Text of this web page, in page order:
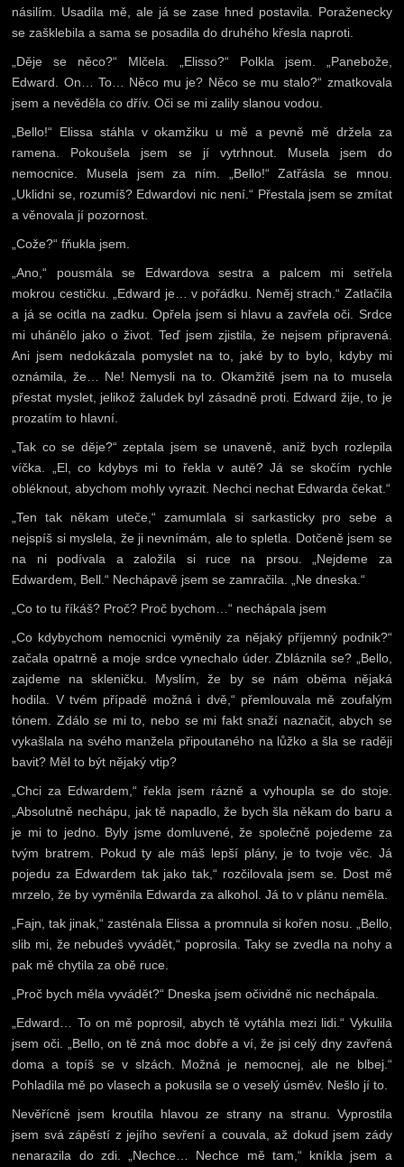
násilím. Usadila mě, ale já se zase hned postavila. Poraženecky
se zašklebila a sama se posadila do druhého křesla naproti.
„Děje se něco?“ Mlčela. „Elisso?“ Polkla jsem. „Panebože,
Edward. On… To… Něco mu je? Něco se mu stalo?“ zmatkovala
jsem a nevěděla co dřív. Oči se mi zalily slanou vodou.
„Bello!“ Elissa stáhla v okamžiku u mě a pevně mě držela za
ramena. Pokoušela jsem se jí vytrhnout. Musela jsem do
nemocnice. Musela jsem za ním. „Bello!“ Zatřásla se mnou.
„Uklidni se, rozumíš? Edwardovi nic není.“ Přestala jsem se zmítat
a věnovala jí pozornost.
„Cože?“ fňukla jsem.
„Ano,“ pousmála se Edwardova sestra a palcem mi setřela
mokrou cestičku. „Edward je… v pořádku. Neměj strach.“ Zatlačila
a já se ocitla na zadku. Opřela jsem si hlavu a zavřela oči. Srdce
mi uhánělo jako o život. Teď jsem zjistila, že nejsem připravená.
Ani jsem nedokázala pomyslet na to, jaké by to bylo, kdyby mi
oznámila, že… Ne! Nemysli na to. Okamžitě jsem na to musela
přestat myslet, jelikož žaludek byl zásadně proti. Edward žije, to je
prozatím to hlavní.
„Tak co se děje?“ zeptala jsem se unaveně, aniž bych rozlepila
víčka. „El, co kdybys mi to řekla v autě? Já se skočím rychle
obléknout, abychom mohly vyrazit. Nechci nechat Edwarda čekat.“
„Ten tak někam uteče,“ zamumlala si sarkasticky pro sebe a
nejspíš si myslela, že ji nevnímám, ale to spletla. Dotčeně jsem se
na ni podívala a založila si ruce na prsou. „Nejdeme za
Edwardem, Bell.“ Nechápavě jsem se zamračila. „Ne dneska.“
„Co to tu říkáš? Proč? Proč bychom…“ nechápala jsem
„Co kdybychom nemocnici vyměnily za nějaký příjemný podnik?“
začala opatrně a moje srdce vynechalo úder. Zbláznila se? „Bello,
zajdeme na skleničku. Myslím, že by se nám oběma nějaká
hodila. V tvém případě možná i dvě,“ přemlouvala mě zoufalým
tónem. Zdálo se mi to, nebo se mi fakt snaží naznačit, abych se
vykašlala na svého manžela připoutaného na lůžko a šla se raději
bavit? Měl to být nějaký vtip?
„Chci za Edwardem,“ řekla jsem rázně a vyhoupla se do stoje.
„Absolutně nechápu, jak tě napadlo, že bych šla někam do baru a
je mi to jedno. Byly jsme domluvené, že společně pojedeme za
tvým bratrem. Pokud ty ale máš lepší plány, je to tvoje věc. Já
pojedu za Edwardem tak jako tak,“ rozčilovala jsem se. Dost mě
mrzelo, že by vyměnila Edwarda za alkohol. Já to v plánu neměla.
„Fajn, tak jinak,“ zasténala Elissa a promnula si kořen nosu. „Bello,
slib mi, že nebudeš vyvádět,“ poprosila. Taky se zvedla na nohy a
pak mě chytila za obě ruce.
„Proč bych měla vyvádět?“ Dneska jsem očividně nic nechápala.
„Edward… To on mě poprosil, abych tě vytáhla mezi lidi.“ Vykulila
jsem oči. „Bello, on tě zná moc dobře a ví, že jsi celý dny zavřená
doma a topíš se v slzách. Možná je nemocnej, ale ne blbej.“
Pohladila mě po vlasech a pokusila se o veselý úsměv. Nešlo jí to.
Nevěřícně jsem kroutila hlavou ze strany na stranu. Vyprostila
jsem svá zápěstí z jejího sevření a couvala, až dokud jsem zády
nenarazila do zdi. „Nechce… Nechce mě tam,“ kníkla jsem a